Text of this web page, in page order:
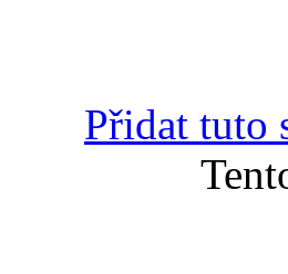
Přidat tuto